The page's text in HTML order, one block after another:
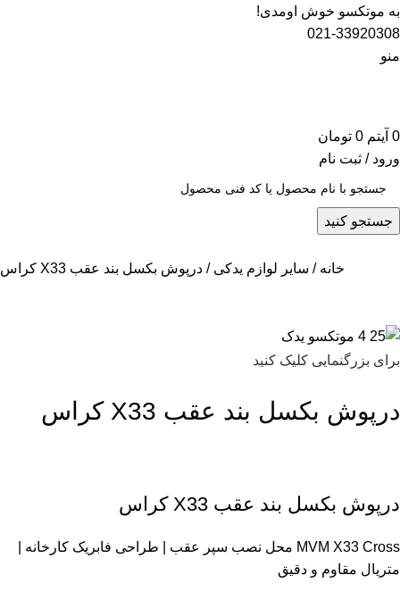
به موتکسو خوش اومدی!
021-33920308
منو
0 آیتم 0 تومان
ورود / ثبت نام
جستجو کنید
خانه سایر لوازم یدکی درپوش بکسل بند عقب X33 کراس
برای بزرگنمایی کلیک کنید
درپوش بکسل بند عقب X33 کراس
درپوش بکسل بند عقب X33 کراس
MVM X33 Cross محل نصب سپر عقب | طراحی فابریک کارخانه |
متریال مقاوم و دقیق